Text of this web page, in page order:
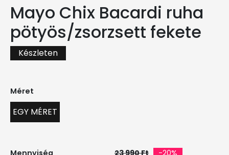
Mayo Chix Bacardi ruha
pötyös/zsorzsett fekete
Készleten
Méret
EGY MÉRET
Mennyiség 23 990 Ft -20%